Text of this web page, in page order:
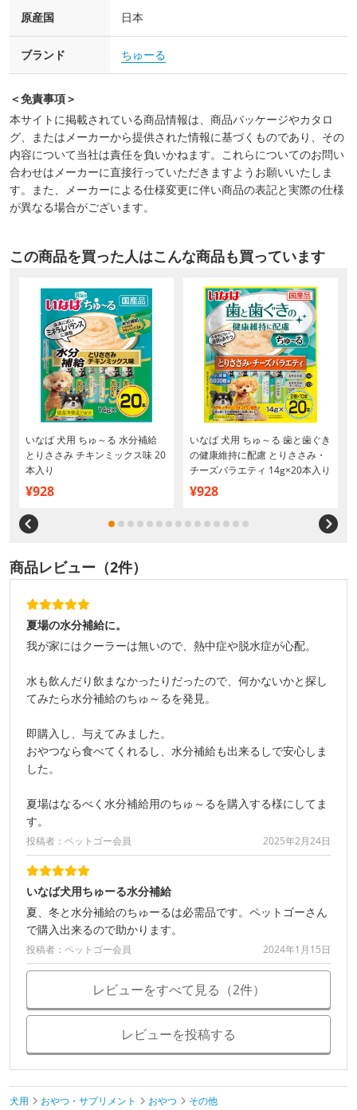
原産国 日本
ブランド ちゅーる
＜免責事項＞
本サイトに掲載されている商品情報は、商品パッケージやカタロ
グ、またはメーカーから提供された情報に基づくものであり、その
内容について当社は責任を負いかねます。これらについてのお問い
合わせはメーカーに直接行っていただきますようお願いいたしま
す。また、メーカーによる仕様変更に伴い商品の表記と実際の仕様
が異なる場合がございます。
この商品を買った人はこんな商品も買っています
いなば 犬用 ちゅ～る 水分補給
とりささみ チキンミックス味 20
本入り
¥928
いなば 犬用 ちゅ～る 歯と歯ぐき
の健康維持に配慮 とりささみ・
チーズバラエティ 14g×20本入り
¥928
商品レビュー（2件）
夏場の水分補給に。
我が家にはクーラーは無いので、熱中症や脱水症が心配。
水も飲んだり飲まなかったりだったので、何かないかと探し
てみたら水分補給のちゅ～るを発見。
即購入し、与えてみました。
おやつなら食べてくれるし、水分補給も出来るしで安心しま
した。
夏場はなるべく水分補給用のちゅ～るを購入する様にしてま
す。
投稿者：ペットゴー会員 2025年2月24日
いなば犬用ちゅーる水分補給
夏、冬と水分補給のちゅーるは必需品です。ペットゴーさん
で購入出来るので助かります。
投稿者：ペットゴー会員 2024年1月15日
レビューをすべて見る（2件）
レビューを投稿する
犬用 おやつ・サプリメント おやつ
その他